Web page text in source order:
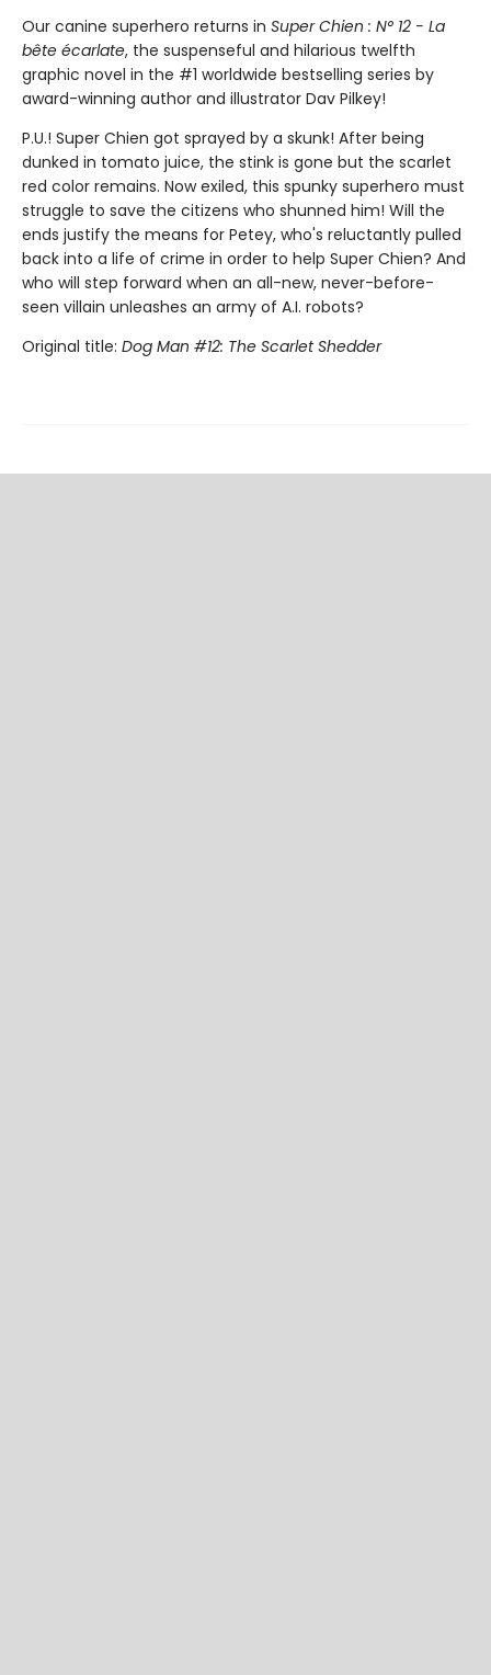
Our canine superhero returns in Super Chien : N° 12 - La
bête écarlate, the suspenseful and hilarious twelfth
graphic novel in the #1 worldwide bestselling series by
award-winning author and illustrator Dav Pilkey!
P.U.! Super Chien got sprayed by a skunk! After being
dunked in tomato juice, the stink is gone but the scarlet
red color remains. Now exiled, this spunky superhero must
struggle to save the citizens who shunned him! Will the
ends justify the means for Petey, who's reluctantly pulled
back into a life of crime in order to help Super Chien? And
who will step forward when an all-new, never-before-
seen villain unleashes an army of A.I. robots?
Original title: Dog Man #12: The Scarlet Shedder